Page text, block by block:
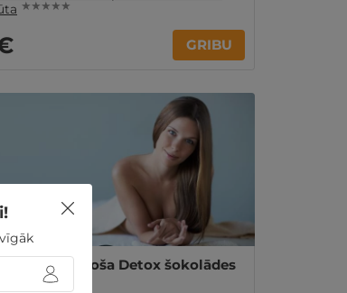
★ ★ ★ ★ ★
GRIBU
un sildoša Detox šokolādes
VIENAM